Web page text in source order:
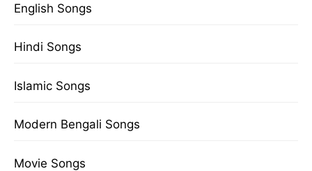
English Songs
Hindi Songs
Islamic Songs
Modern Bengali Songs
Movie Songs